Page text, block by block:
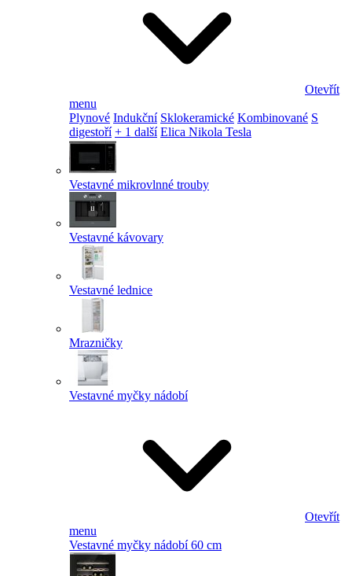
Otevřít
menu
Plynové Indukční Sklokeramické Kombinované S
digestoří + 1 další Elica Nikola Tesla
Vestavné mikrovlnné trouby
Vestavné kávovary
Vestavné lednice
Mrazničky
Vestavné myčky nádobí
Otevřít
menu
Vestavné myčky nádobí 60 cm